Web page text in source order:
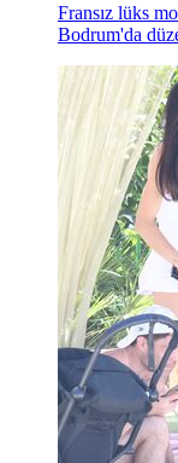
Fransız lüks
Bodrum'da